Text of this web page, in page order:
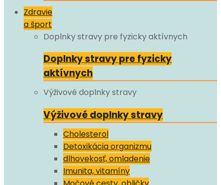
Zdravie
a šport
Doplnky stravy pre fyzicky aktívnych
Doplnky stravy pre fyzicky
aktívnych
Výživové doplnky stravy
Výživové doplnky stravy
Cholesterol
Detoxikácia organizmu
dlhovekosť, omladenie
Imunita, vitamíny